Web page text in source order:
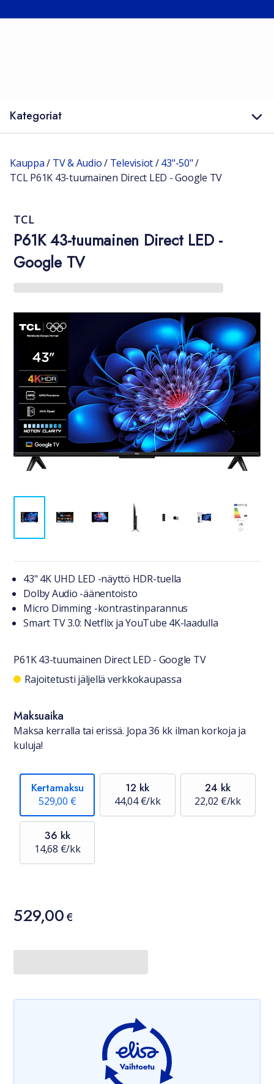
Kategoriat
Kauppa/ TV & Audio/ Televisiot/43"-50"/
TCL P61K 43-tuumainen Direct LED - Google TV
TCL
P61K 43-tuumainen Direct LED -
Google TV
Tuotteesta lyhyesti
43" 4K UHD LED -näyttö HDR-tuella
Dolby Audio -äänentoisto
Micro Dimming -kontrastinparannus
Smart TV 3.0: Netflix ja YouTube 4K-laadulla
P61K 43-tuumainen Direct LED - Google TV
Saatavuustiedot
Rajoitetusti jäljellä verkkokaupassa
Maksuaika
Maksa kerralla tai erissä. Jopa 36 kk ilman korkoja ja
kuluja!
Kertamaksu
529,00 €
12 kk
44,04 €/kk
24 kk
22,02 €/kk
36 kk
14,68 €/kk
Hinta
529,00 €
529,00€